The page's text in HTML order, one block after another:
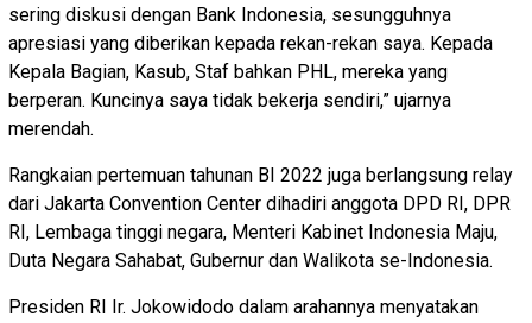
sering diskusi dengan Bank Indonesia, sesungguhnya
apresiasi yang diberikan kepada rekan-rekan saya. Kepada
Kepala Bagian, Kasub, Staf bahkan PHL, mereka yang
berperan. Kuncinya saya tidak bekerja sendiri,” ujarnya
merendah.
Rangkaian pertemuan tahunan BI 2022 juga berlangsung relay
dari Jakarta Convention Center dihadiri anggota DPD RI, DPR
RI, Lembaga tinggi negara, Menteri Kabinet Indonesia Maju,
Duta Negara Sahabat, Gubernur dan Walikota se-Indonesia.
Presiden RI Ir. Jokowidodo dalam arahannya menyatakan